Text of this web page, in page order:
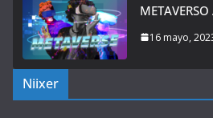
METAVERSO
16 mayo,
Niixer